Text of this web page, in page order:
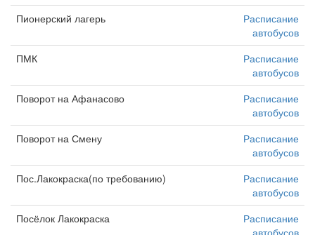
Пионерский лагерь
Расписание
автобусов
ПМК
Расписание
автобусов
Поворот на Афанасово
Расписание
автобусов
Поворот на Смену
Расписание
автобусов
Пос.Лакокраска(по требованию)
Расписание
автобусов
Посёлок Лакокраска
Расписание
автобусов